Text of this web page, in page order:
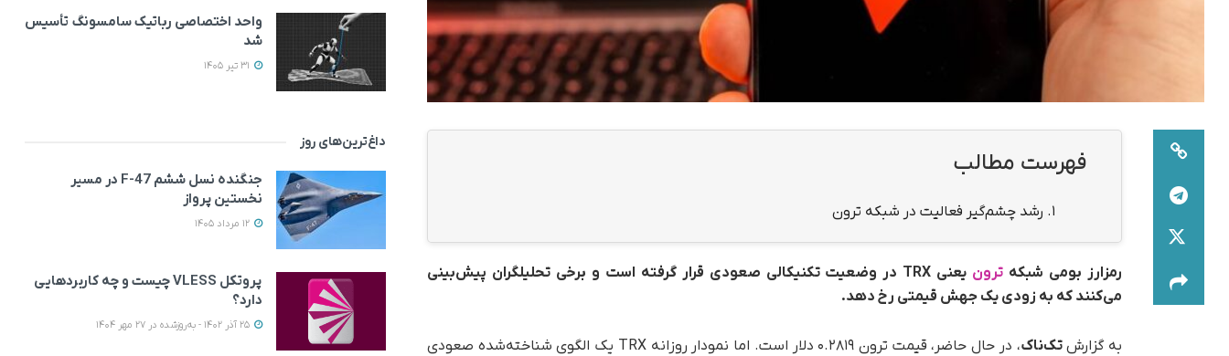
فهرست مطالب
1. رشد چشم‌گیر فعالیت در شبکه ترون
رمزارز بومی شبکه ترون
یعنی TRX در وضعیت تکنیکالی صعودی قرار گرفته است و برخی تحلیلگران پیش‌بینی
می‌کنند که به‌ زودی یک جهش قیمتی رخ دهد.
به گزارشتک‌ناک
، در حال حاضر، قیمت ترون ۰.۲۸۱۹ دلار است. اما نمودار روزانه TRX یک الگوی شناخته‌شده صعودی
واحد اختصاصی رباتیک سامسونگ تأسیس
شد
داغ‌ترین‌های روز
جنگنده نسل ششم F-47 در مسیر
نخستین پرواز
پروتکل VLESS چیست و چه کاربردهایی
دارد؟